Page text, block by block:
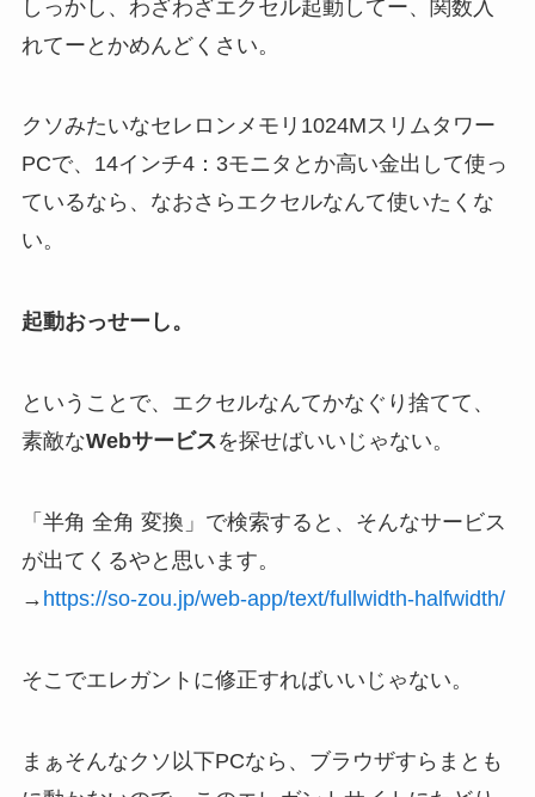
しっかし、わざわざエクセル起動してー、関数入
れてーとかめんどくさい。
クソみたいなセレロンメモリ1024Mスリムタワー
PCで、14インチ4：3モニタとか高い金出して使っ
ているなら、なおさらエクセルなんて使いたくな
い。
起動おっせーし。
ということで、エクセルなんてかなぐり捨てて、
素敵なWebサービスを探せばいいじゃない。
「半角 全角 変換」で検索すると、そんなサービス
が出てくるやと思います。
→ https://so-zou.jp/web-app/text/fullwidth-halfwidth/
そこでエレガントに修正すればいいじゃない。
まぁそんなクソ以下PCなら、ブラウザすらまとも